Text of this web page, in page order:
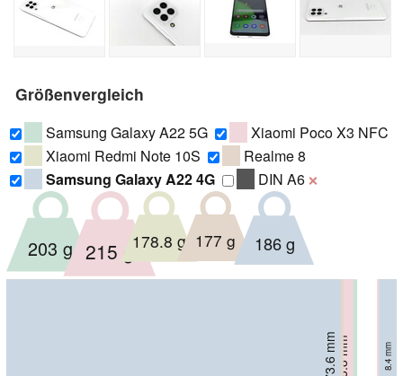
Größenvergleich
Samsung Galaxy A22 5G
Xiaomi Poco X3 NFC
Xiaomi Redmi Note 10S
Realme 8
Samsung Galaxy A22 4G
DIN A6 ❌
76.4 mm 9 mm
203 g
76.8 mm 9.4 mm
215 g
74.5 mm 8.29 mm
178.8 g
73.9 mm 8 mm
177 g
73.6 mm 8.4 mm
186 g